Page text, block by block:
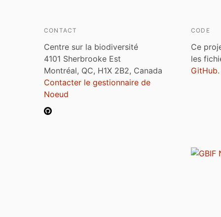
CONTACT
Centre sur la biodiversité
4101 Sherbrooke Est
Montréal, QC, H1X 2B2, Canada
Contacter le gestionnaire de
Noeud
CODE
Ce
les
GitHub.